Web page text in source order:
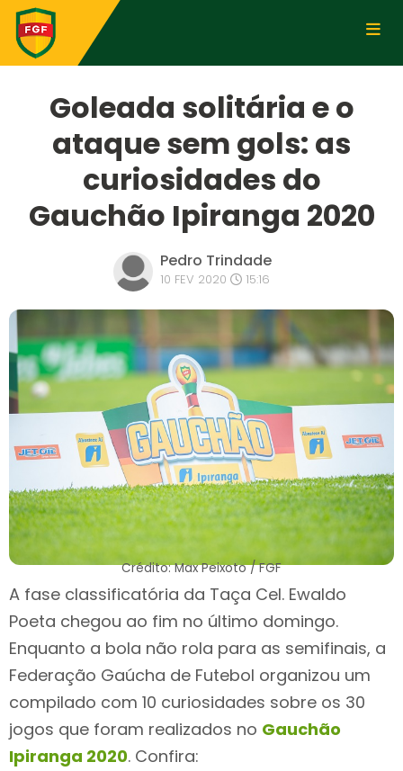
Goleada solitária e o
ataque sem gols: as
curiosidades do
Gauchão Ipiranga 2020
Pedro Trindade
10 FEV 2020 15:16
Crédito: Max Peixoto/FGF
A fase classificatória da Taça Cel. Ewaldo
Poeta chegou ao fim no último domingo.
Enquanto a bola não rola para as semifinais, a
Federação Gaúcha de Futebol organizou um
compilado com 10 curiosidades sobre os 30
jogos que foram realizados no Gauchão
Ipiranga 2020. Confira: